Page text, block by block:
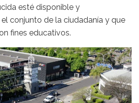
esté disponible y
conjunto de la ciudadanía y que
fines educativos.